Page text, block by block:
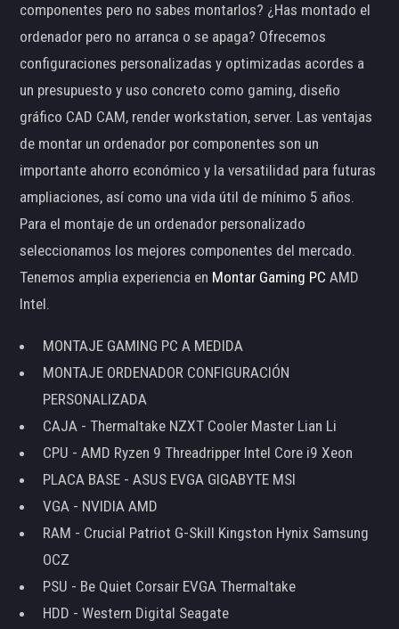
componentes pero no sabes montarlos? ¿Has montado el
ordenador pero no arranca o se apaga? Ofrecemos
configuraciones personalizadas y optimizadas acordes a
un presupuesto y uso concreto como gaming, diseño
gráfico CAD CAM, render workstation, server. Las ventajas
de montar un ordenador por componentes son un
importante ahorro económico y la versatilidad para futuras
ampliaciones, así como una vida útil de mínimo 5 años.
Para el montaje de un ordenador personalizado
seleccionamos los mejores componentes del mercado.
Tenemos amplia experiencia en Montar Gaming PC AMD
Intel.
MONTAJE GAMING PC A MEDIDA
MONTAJE ORDENADOR CONFIGURACIÓN
PERSONALIZADA
CAJA - Thermaltake NZXT Cooler Master Lian Li
CPU - AMD Ryzen 9 Threadripper Intel Core i9 Xeon
PLACA BASE - ASUS EVGA GIGABYTE MSI
VGA - NVIDIA AMD
RAM - Crucial Patriot G-Skill Kingston Hynix Samsung
OCZ
PSU - Be Quiet Corsair EVGA Thermaltake
HDD - Western Digital Seagate